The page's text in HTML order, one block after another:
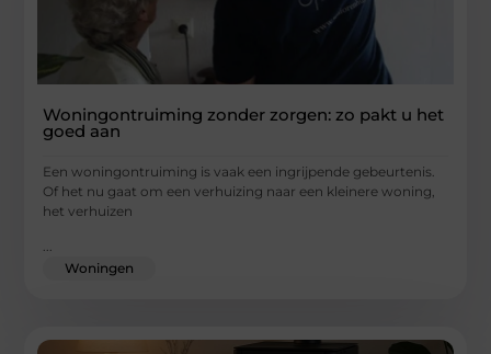
Woningontruiming zonder zorgen: zo pakt u het
goed aan
Een woningontruiming is vaak een ingrijpende gebeurtenis.
Of het nu gaat om een verhuizing naar een kleinere woning,
het verhuizen
Woningen